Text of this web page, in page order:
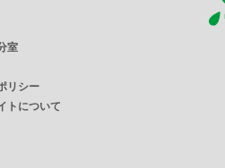
室
リシー
トについて